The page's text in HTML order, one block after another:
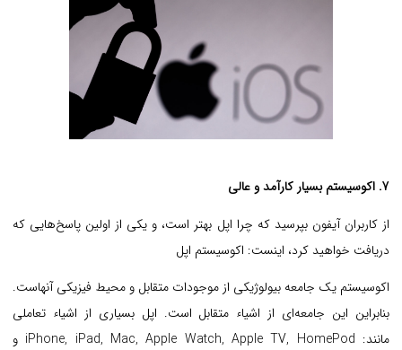
7. اکوسیستم بسیار کارآمد و عالی
از کاربران آیفون بپرسید که چرا اپل بهتر است، و یکی از اولین پاسخ‌هایی که
دریافت خواهید کرد، اینست: اکوسیستم اپل
اکوسیستم یک جامعه بیولوژیکی از موجودات متقابل و محیط فیزیکی آنهاست.
بنابراین این جامعه‌ای از اشیاء متقابل است. اپل بسیاری از اشیاء تعاملی
مانند: iPhone, iPad, Mac, Apple Watch, Apple TV, HomePod و